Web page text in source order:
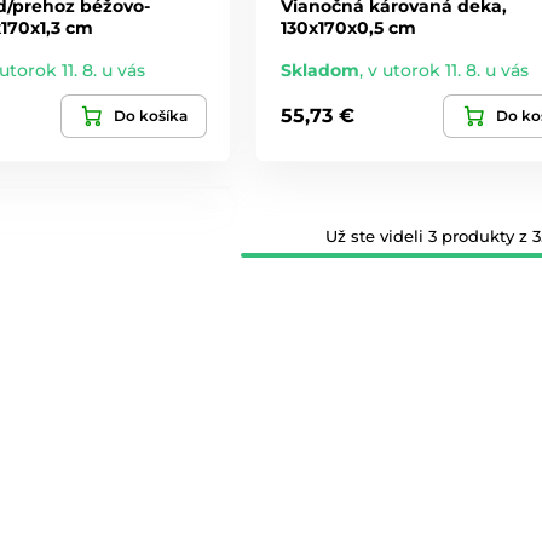
prehoz béžovo-
cm
11. 8. u vás
Do košíka
Vianočná károvaná deka,
130x170x0,5 cm
Skladom, v utorok 11. 8. u vás
55,73 € Do
darčeky na
roka
Už ste videli 3 produkty z